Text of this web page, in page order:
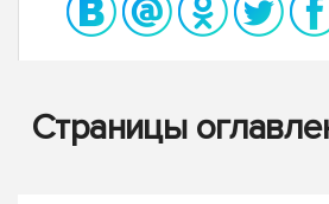
Страницы